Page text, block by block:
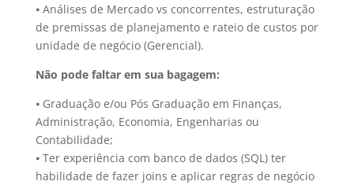
⦁ Análises de Mercado vs concorrentes, estruturação
de premissas de planejamento e rateio de custos por
unidade de negócio (Gerencial).
Não pode faltar em sua bagagem:
⦁ Graduação e/ou Pós Graduação em Finanças,
Administração, Economia, Engenharias ou
Contabilidade;
⦁ Ter experiência com banco de dados (SQL) ter
habilidade de fazer joins e aplicar regras de negócio